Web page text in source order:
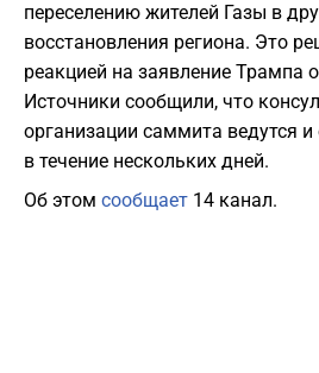
переселению жителей Газы в
восстановления региона. Это
реакцией на заявление Трампа
Источники сообщили, что
организации саммита ведутся
в течение нескольких дней.
Об этом сообщает 14 канал.